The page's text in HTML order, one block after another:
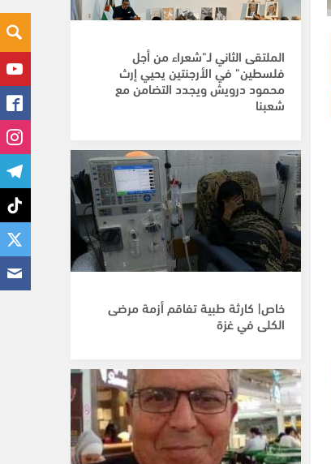
الملتقى الثاني لـ"شعراء من أجل
فلسطين" في الأرجنتين يحيي إرث
محمود درويش ويجدد التضامن مع
شعبنا
خاص| كارثة طبية تفاقم أزمة مرضى
الكلى في غزة